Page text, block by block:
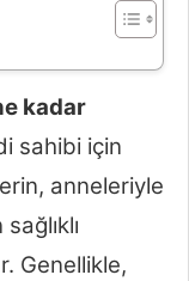
kadar
sahibi için
anneleriyle
Genellikle,